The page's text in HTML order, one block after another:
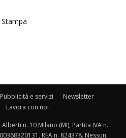
Pubblicità e servizi
Newsletter
Lavora con noi
n. 10 Milano (MI), Partita IVA n.
REA n. 824378. Nessun